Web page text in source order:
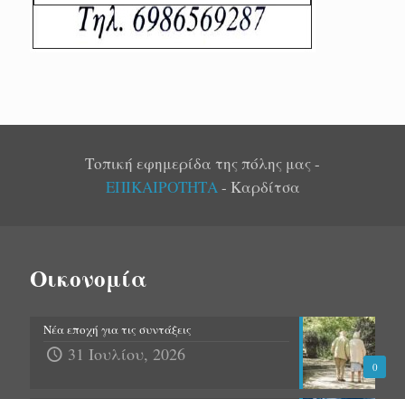
Τοπική εφημερίδα της πόλης μας -
ΕΠΙΚΑΙΡΟΤΗΤΑ- Καρδίτσα
Οικονομία
0
Νέα εποχή για τις συντάξεις
31 Ιουλίου, 2026